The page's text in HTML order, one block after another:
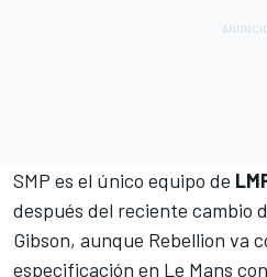
SMP es el único equipo de
después del reciente cambio
Gibson, aunque Rebellion va
especificación en Le Mans